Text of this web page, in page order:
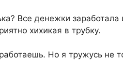
Все денежки заработала
хихикая в трубку.
Но я тружусь не